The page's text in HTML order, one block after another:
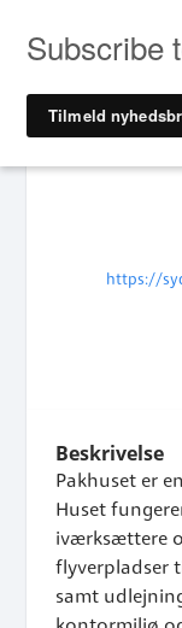
Beskrivelse
Pakhuset er
Huset
iværksættere
flyverpladser
samt